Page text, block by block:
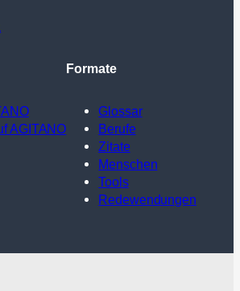
AGITANO
Formate
Glossar
Berufe
Zitate
Menschen
Tools
Redewendungen